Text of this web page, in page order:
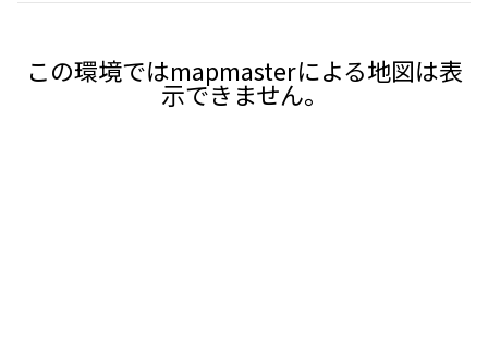
この環境ではmapmasterによる地図は表
示できません。